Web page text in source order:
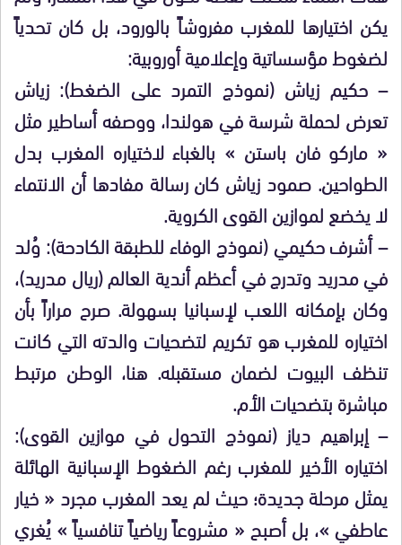
يكن اختيارها للمغرب مفروشاً بالورود، بل كان تحدياً
لضغوط مؤسساتية وإعلامية أوروبية:
– حكيم زياش (نموذج التمرد على الضغط): زياش
تعرض لحملة شرسة في هولندا، ووصفه أساطير مثل
« ماركو فان باستن » بالغباء لاختياره المغرب بدل
الطواحين. صمود زياش كان رسالة مفادها أن الانتماء
لا يخضع لموازين القوى الكروية.
– أشرف حكيمي (نموذج الوفاء للطبقة الكادحة): وُلد
في مدريد وتدرج في أعظم أندية العالم (ريال مدريد)،
وكان بإمكانه اللعب لإسبانيا بسهولة. صرح مراراً بأن
اختياره للمغرب هو تكريم لتضحيات والدته التي كانت
تنظف البيوت لضمان مستقبله. هنا، الوطن مرتبط
مباشرة بتضحيات الأم.
– إبراهيم دياز (نموذج التحول في موازين القوى):
اختياره الأخير للمغرب رغم الضغوط الإسبانية الهائلة
يمثل مرحلة جديدة؛ حيث لم يعد المغرب مجرد « خيار
عاطفي »، بل أصبح « مشروعاً رياضياً تنافسياً » يُغري